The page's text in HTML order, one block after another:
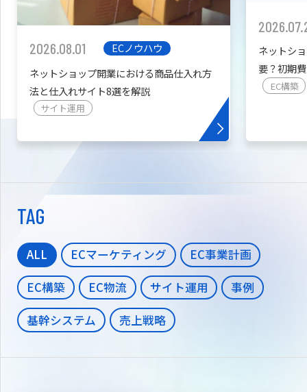
カスタマイズ開発
2026.08.01
ECノウハウ
ネットショップ開業における商品仕入れ方
法と仕入れサイト8選を解説
サイト運用
ネットシ
要？初期
を紹介
EC構築
TAG
ALL ECマーケティング
EC事業計画
EC構築
EC物流 サイト運用
事例
基幹システム
売上戦略